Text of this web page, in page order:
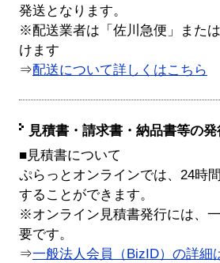
発送となります。
※配送業者は「佐川急便」また
けます
⇒配送について詳しくはこちら
見積書・請求書・納品書等の
■見積書について
ぷらっとオンラインでは、24時
することができます。
※オンライン見積書発行には、
要です。
⇒一般法人会員（BizID）の詳細